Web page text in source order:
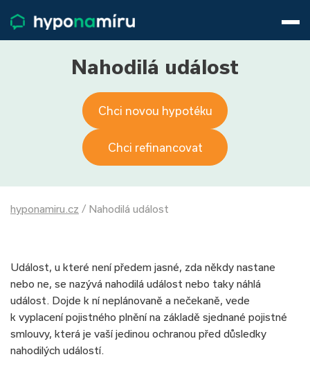
Životní pojištění
Pojištění nemovitosti
O nás
800 688 388
Přihlásit
Nahodilá událost
Chci novou hypotéku
Chci refinancovat
hyponamiru.cz / Nahodilá událost
Událost, u které není předem jasné, zda někdy nastane
nebo ne, se nazývá nahodilá událost nebo taky náhlá
událost. Dojde k ní neplánovaně a nečekaně, vede
k vyplacení pojistného plnění na základě sjednané pojistné
smlouvy, která je vaší jedinou ochranou před důsledky
nahodilých událostí.